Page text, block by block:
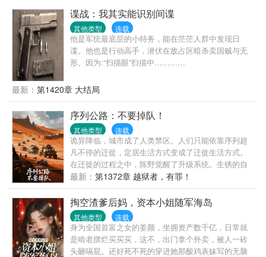
谍战：我其实能识别间谍
其他类型 连载
他是军统最底层的小特务，能在茫茫人群中发现日
谍。他也是行动高手，潜伏在敌占区暗杀卖国贼与无
形。因为:“扫描眼”扫描中…………
最新： 第1420章 大结局
序列公路：不要掉队！
其他类型 连载
诡异降临，城市成了人类禁区。人们只能依靠序列超
凡不停的迁徙，定居生活方式变成了迁徙生活方式。
在迁徙的过程之中，陈野觉醒了升级系统。生锈的自
行车在他手中蜕变为装甲战车。破旧帐篷进化成移动
堡垒。当别人为半块压缩饼干拼命时，他的房车已装
载着自动净水系统和微型生态农场。但真正的危机来
自迷雾深处——那些杀不死的诡异追逐着迁徙车辙。
诡异无法杀死，除非序列超凡。超过百种匪夷所思的
序列超凡。超百种奇异奇物……又有书名：
最新： 第1372章 越狱者，有罪！
掏空渣爹后妈，资本小姐随军海岛
其他类型 连载
身为全国首富之女的姜颜，坐拥资产数千亿，日常就
是啃老摆烂买买买，这不，出门拿个外卖，被人一砖
头砸嗝屁。还好死不死的穿进她那酸鸡表妹写的无脑